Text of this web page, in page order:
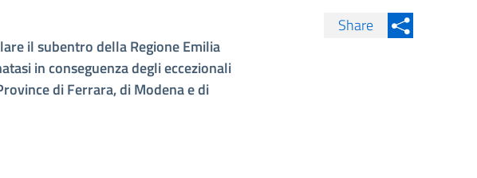
il subentro della Regione Emilia
in conseguenza degli eccezionali
di Ferrara, di Modena e di
Share